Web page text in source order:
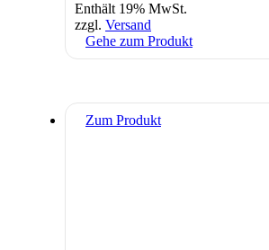
Enthält 19% MwSt.
zzgl. Versand
Gehe zum Produkt
Zum Produkt